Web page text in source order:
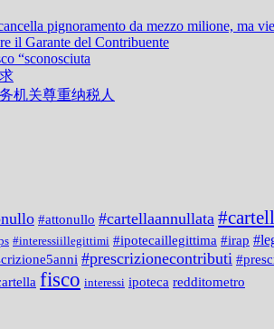
pignoramento da mezzo milione, ma
il Garante del Contribuente
“sconosciuta
机关尊重纳税人
#attonullo #cartellaannullata
#interessiillegittimi #ipotecaillegittima #irap
#prescrizionecontributi
fisco interessi ipoteca redditometro